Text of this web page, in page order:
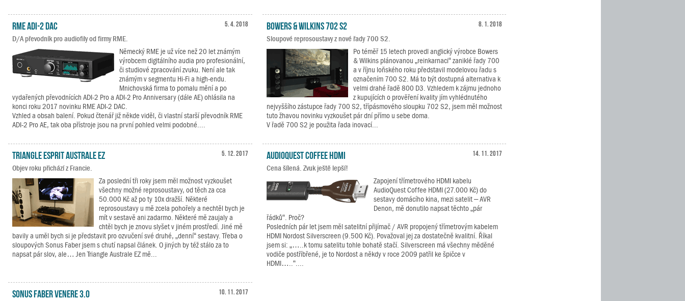
5. 4. 2018
RME ADI-2 DAC
D/A převodník pro audiofily od firmy RME.
Německý RME je už více než 20 let známým
výrobcem digitálního audia pro profesionální,
či studiové zpracování zvuku. Není ale tak
známým v segmentu Hi-Fi a high-endu.
Mnichovská firma to pomalu mění a po
vydařených převodnících ADI-2 Pro a ADI-2 Pro Anniversary (dále AE) ohlásila na
konci roku 2017 novinku RME ADI-2 DAC.
Vzhled a obsah balení. Pokud čtenář již někde viděl, či vlastní starší převodník RME
ADI-2 Pro AE, tak oba přístroje jsou na první pohled velmi podobné....
8. 1. 2018
Bowers & Wilkins 702 S2
Sloupové reprosoustavy z nové řady 700 S2.
Po téměř 15 letech provedl anglický výrobce Bowers
& Wilkins plánovanou „reinkarnaci“ zaniklé řady 700
a v říjnu loňského roku představil modelovou řadu s
označením 700 S2. Má to být dostupná alternativa k
velmi drahé řadě 800 D3. Vzhledem k zájmu jednoho
z kupujících o prověření kvality jím vyhlédnutého
nejvyššího zástupce řady 700 S2, třípásmového sloupku 702 S2, jsem měl možnost
tuto žhavou novinku vyzkoušet pár dní přímo u sebe doma.
V řadě 700 S2 je použita řada inovací...
5. 12. 2017
Triangle Esprit Australe EZ
Objev roku přichází z Francie.
Za poslední tři roky jsem měl možnost vyzkoušet
všechny možné reprosoustavy, od těch za cca
50.000 Kč až po ty 10x dražší. Některé
reprosoustavy u mě zcela pohořely a nechtěl bych je
mít v sestavě ani zadarmo. Některé mě zaujaly a
chtěl bych je znovu slyšet v jiném prostředí. Jiné mě
bavily a uměl bych si je představit pro ozvučení své druhé, „denní“ sestavy. Třeba o
sloupových Sonus Faber jsem s chutí napsal článek. O jiných by též stálo za to
napsat pár slov, ale… Jen Triangle Australe EZ mě...
14. 11. 2017
AudioQuest Coffee HDMI
Cena šílená. Zvuk ještě lepší!
Zapojení třímetrového HDMI kabelu
AudioQuest Coffee HDMI (27.000 Kč) do
sestavy domácího kina, mezi satelit – AVR
Denon, mě donutilo napsat těchto „pár
řádků“. Proč?
Posledních pár let jsem měl satelitní přijímač / AVR propojený třímetrovým kabelem
HDMI Nordost Silverscreen (9.500 Kč). Považoval jej za dostatečně kvalitní. Říkal
jsem si: „…..k tomu satelitu tohle bohatě stačí. Silverscreen má všechny měděné
vodiče postříbřené, je to Nordost a někdy v roce 2009 patřil ke špičce v
HDMI…..“....
10. 11. 2017
Sonus Faber Venere 3.0